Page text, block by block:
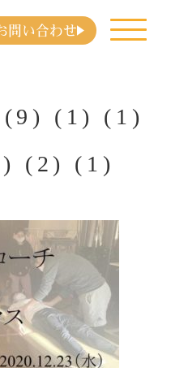
問い合わせ
(9) (1) (1)
(2) (1)